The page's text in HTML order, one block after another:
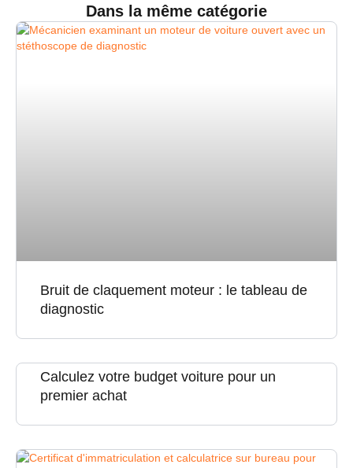
Dans la même catégorie
Bruit de claquement moteur : le tableau de
diagnostic
Calculez votre budget voiture pour un
premier achat